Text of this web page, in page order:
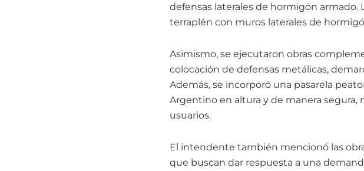
defensas laterales de hormigón
terraplén con muros laterales de
Asimismo, se ejecutaron obras
colocación de defensas metálicas,
Además, se incorporó una pasarela
Argentino en altura y de manera segura,
usuarios.
El intendente también mencionó las
que buscan dar respuesta a una